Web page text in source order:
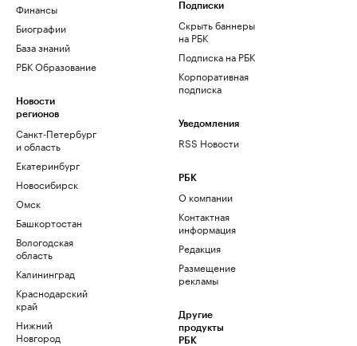
Финансы
Биографии
База знаний
РБК Образование
Новости
регионов
Санкт-Петербург
и область
Екатеринбург
Новосибирск
Омск
Башкортостан
Вологодская
область
Калининград
Краснодарский
край
Нижний
Новгород
Подписки
Скрыть баннеры
на РБК
Подписка на РБК
Корпоративная
подписка
Уведомления
RSS Новости
РБК
О компании
Контактная
информация
Редакция
Размещение
рекламы
Другие
продукты
РБК